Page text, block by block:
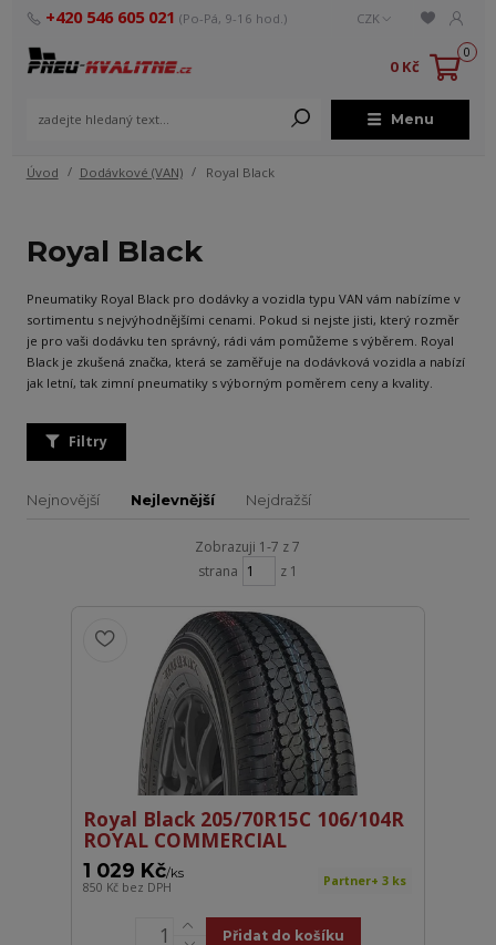
Menu
CZK
+420 546 605 021 (Po-Pá, 9-16 hod.)
0
0 Kč
Úvod Dodávkové (VAN) Royal Black
Royal Black
Pneumatiky Royal Black pro dodávky a vozidla typu VAN vám nabízíme v
sortimentu s nejvýhodnějšími cenami. Pokud si nejste jisti, který rozměr
je pro vaši dodávku ten správný, rádi vám pomůžeme s výběrem. Royal
Black je zkušená značka, která se zaměřuje na dodávková vozidla a nabízí
jak letní, tak zimní pneumatiky s výborným poměrem ceny a kvality.
Filtry
Nejnovější Nejlevnější Nejdražší
Zobrazuji 1-7 z 7
strana
z 1
Royal Black 205/70R15C 106/104R
ROYAL COMMERCIAL
1 029 Kč/ks
850 Kč bez DPH Partner+ 3 ks
Přidat do košíku